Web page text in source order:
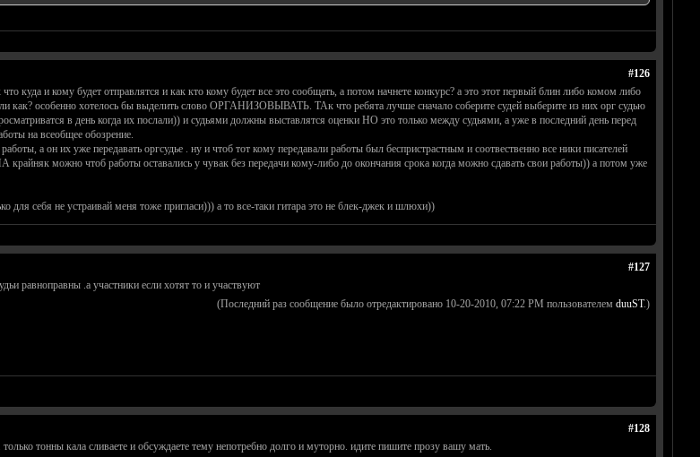
#126
куда и кому будет отправлятся и как кто кому будет все это сообщать, а потом начнете конкурс? а это этот первый блин либо комом либо
как? особенно хотелось бы выделить слово ОРГАНИЗОВЫВАТЬ. ТАк что ребята лучше сначало соберите судей выберите из них орг судью
в день когда их послали)) и судьями должны выставлятся оценки НО это только между судьями, а уже в последний день перед
на всеобщее обозрение.
а он их уже передавать оргсудье . ну и чтоб тот кому передавали работы был беспристрастным и соотвественно все ники писателей
крайняк можно чтоб работы оставались у чувак без передачи кому-либо до окончания срока когда можно сдавать свои работы)) а потом уже
для себя не устраивай меня тоже пригласи))) а то все-таки гитара это не блек-джек и шлюхи))
#127
равноправны .а участники если хотят то и участвуют
(Последний раз сообщение было отредактировано 10-20-2010, 07:22 PM пользователем duuST.)
#128
тонны кала сливаете и обсуждаете тему непотребно долго и муторно. идите пишите прозу вашу мать.